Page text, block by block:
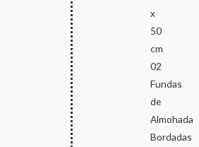
x
50
cm
02
Fundas
de
Almohada
Bordadas